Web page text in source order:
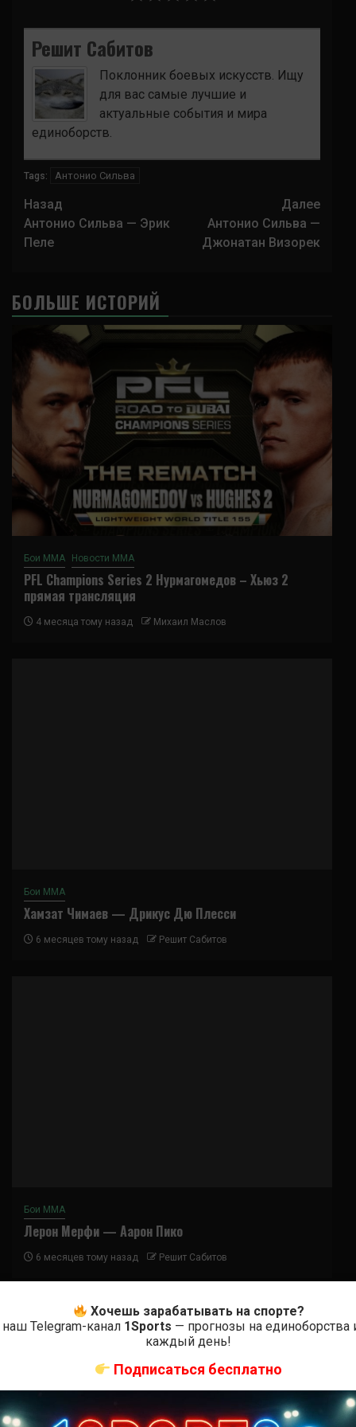
Решит Сабитов
Поклонник боевых искусств. Ищу
для вас самые лучшие и
актуальные события и мира
единоборств.
Tags: Антонио Сильва
Навигация
записи
Назад
Антонио Сильва — Эрик
Пеле
Далее
Антонио Сильва —
Джонатан Визорек
БОЛЬШЕ ИСТОРИЙ
Бои ММА Новости ММА
PFL Champions Series 2 Нурмагомедов – Хьюз 2
прямая трансляция
4 месяца тому назад Михаил Маслов
Бои ММА
Хамзат Чимаев — Дрикус Дю Плесси
6 месяцев тому назад Решит Сабитов
Бои ММА
Лерон Мерфи — Аарон Пико
6 месяцев тому назад Решит Сабитов
Хочешь зарабатывать на спорте?
Telegram-канал 1Sports — прогнозы на единоборства
каждый день!
Подписаться бесплатно